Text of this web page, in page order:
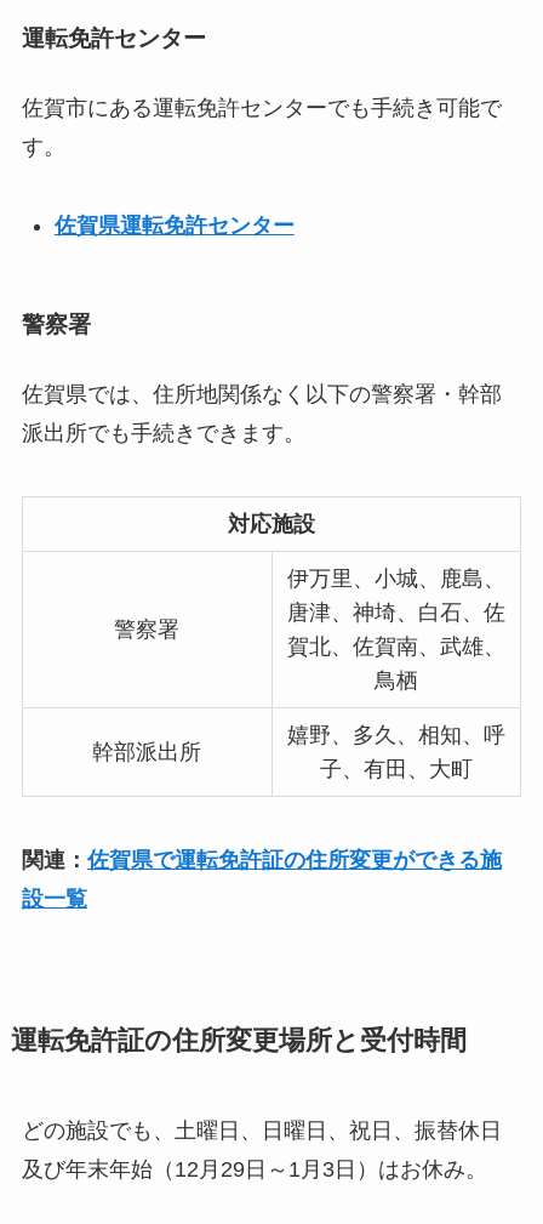
運転免許センター
佐賀市にある運転免許センターでも手続き可能で
す。
佐賀県運転免許センター
警察署
佐賀県では、住所地関係なく以下の警察署・幹部
派出所でも手続きできます。
対応施設
警察署
伊万里、小城、鹿島、
唐津、神埼、白石、佐
賀北、佐賀南、武雄、
鳥栖
幹部派出所
嬉野、多久、相知、呼
子、有田、大町
関連： 佐賀県で運転免許証の住所変更ができる施
設一覧
運転免許証の住所変更場所と受付時間
どの施設でも、土曜日、日曜日、祝日、振替休日
及び年末年始（12月29日～1月3日）はお休み。